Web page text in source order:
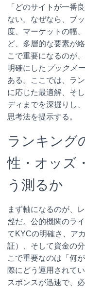
「どのサイトが一番
ない。なぜなら、ブ
度、マーケットの幅
ど、多層的な要素が
こで重要になるのが
明確にした ブックメ
ある。ここでは、ラ
に応じた最適解、そ
ディまでを深掘りし、
思考法を提示する。
ランキング
性・オッズ
う測るか
まず軸になるのが、
性だ。公的機関のラ
てKYCの明確さ、ア
証）、そして資金の
こで重要なのは「何
際にどう運用されて
スポンスが迅速で、